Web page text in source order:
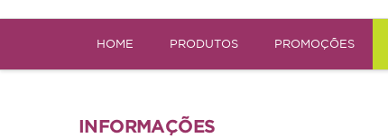
HOME PRODUTOS PROMOÇÕES
INFORMAÇÕES